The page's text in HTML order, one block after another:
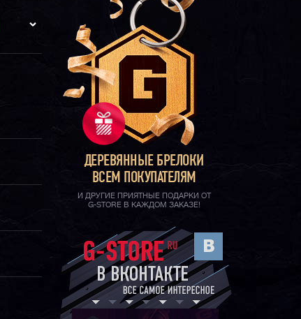
ДЕРЕВЯННЫЕ БРЕЛОКИ
ВСЕМ ПОКУПАТЕЛЯМ
И ДРУГИЕ ПРИЯТНЫЕ ПОДАРКИ ОТ
G-STORE В КАЖДОМ ЗАКАЗЕ!